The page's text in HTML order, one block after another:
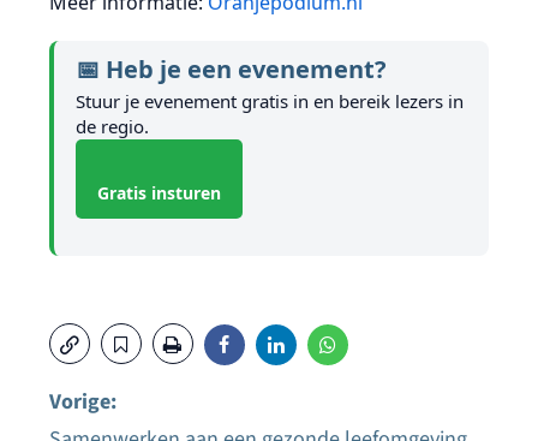
📅 Heb je een evenement?
Stuur je evenement gratis in en bereik lezers in
de regio.
Gratis insturen
Vorige: